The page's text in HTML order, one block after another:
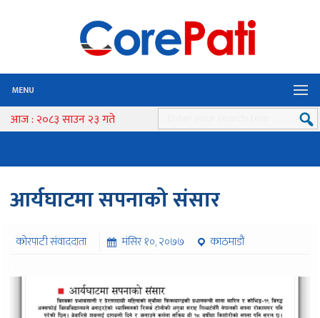
MENU
आज : २०८३ साउन २३ गते
आर्यघाटमा सपनाको संसार
कोरपाटी संवाददाता मंसिर १०, २०७७
काठमाडौं